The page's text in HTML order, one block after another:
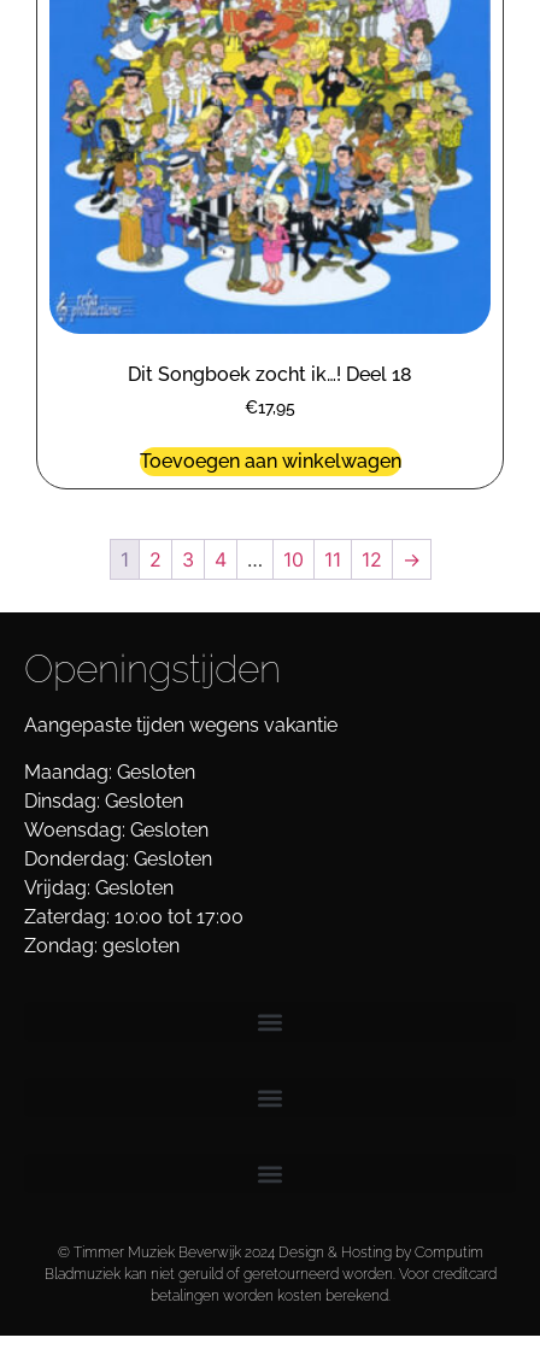
Dit Songboek zocht ik…! Deel 18
€17,95
Toevoegen aan winkelwagen
1 2 3 4 … 10 11 12 →
Openingstijden
Aangepaste tijden wegens vakantie
Maandag: Gesloten
Dinsdag: Gesloten
Woensdag: Gesloten
Donderdag: Gesloten
Vrijdag: Gesloten
Zaterdag: 10:00 tot 17:00
Zondag: gesloten
© Timmer Muziek Beverwijk 2024 Design & Hosting by Computim
Bladmuziek kan niet geruild of geretourneerd worden. Voor creditcard
betalingen worden kosten berekend.